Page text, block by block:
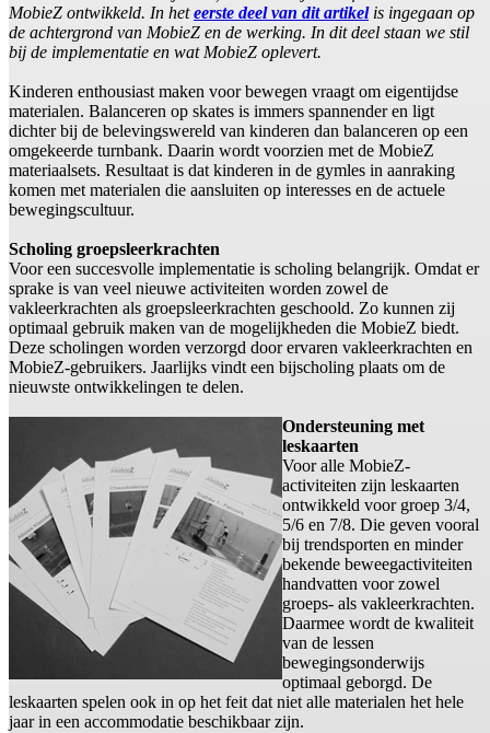
MobieZ ontwikkeld. In heteerste deel van dit artikelis ingegaan op
de achtergrond van MobieZ en de werking. In dit deel staan we stil
bij de implementatie en wat MobieZ oplevert.
Kinderen enthousiast maken voor bewegen vraagt om eigentijdse
materialen. Balanceren op skates is immers spannender en ligt
dichter bij de belevingswereld van kinderen dan balanceren op een
omgekeerde turnbank. Daarin wordt voorzien met de MobieZ
materiaalsets. Resultaat is dat kinderen in de gymles in aanraking
komen met materialen die aansluiten op interesses en de actuele
bewegingscultuur.
Scholing groepsleerkrachten
Voor een succesvolle implementatie is scholing belangrijk. Omdat er
sprake is van veel nieuwe activiteiten worden zowel de
vakleerkrachten als groepsleerkrachten geschoold. Zo kunnen zij
optimaal gebruik maken van de mogelijkheden die MobieZ biedt.
Deze scholingen worden verzorgd door ervaren vakleerkrachten en
MobieZ-gebruikers. Jaarlijks vindt een bijscholing plaats om de
nieuwste ontwikkelingen te delen.
Ondersteuning met
leskaarten
Voor alle MobieZ-
activiteiten zijn leskaarten
ontwikkeld voor groep 3/4,
5/6 en 7/8. Die geven vooral
bij trendsporten en minder
bekende beweegactiviteiten
handvatten voor zowel
groeps- als vakleerkrachten.
Daarmee wordt de kwaliteit
van de lessen
bewegingsonderwijs
optimaal geborgd. De
leskaarten spelen ook in op het feit dat niet alle materialen het hele
jaar in een accommodatie beschikbaar zijn.